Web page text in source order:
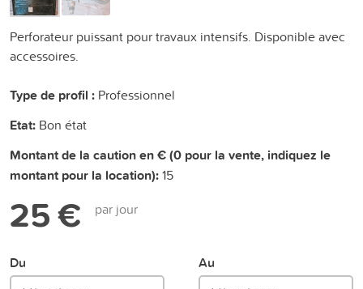
Perforateur puissant pour travaux intensifs. Disponible avec
accessoires.
Type de profil : Professionnel
Etat: Bon état
Montant de la caution en € (0 pour la vente, indiquez le
montant pour la location):15
25 € par jour
Du Au